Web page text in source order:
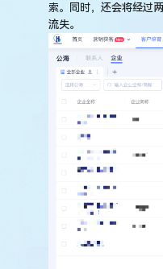
索。同时，还会将经过
流失。